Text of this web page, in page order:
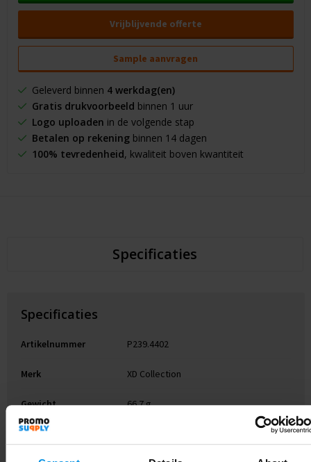
Vrijblijvende offerte
Sample aanvragen
Geleverd binnen 4 werkdag(en)
Gratis drukvoorbeeld binnen 1 uur
Logo uploaden in de volgende stap
Betalen op rekeningbinnen 14 dagen
100% tevredenheid, kwaliteit boven kwantiteit
Specificaties
Specificaties
Artikelnummer P239.4402
Merk XD Collection
Gewicht 66.7 g
Materiaal